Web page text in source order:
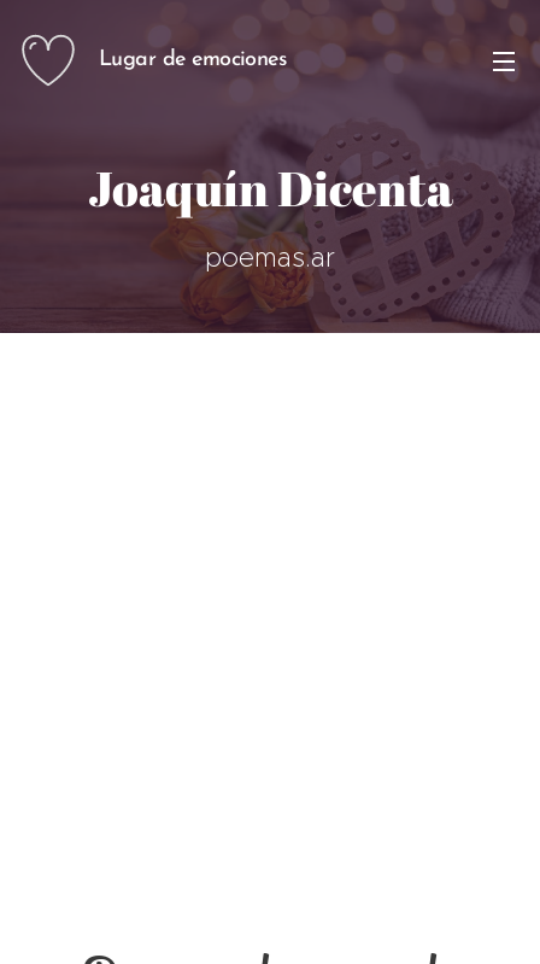
Lugar de emociones
Joaquín Dicenta
poemas.ar